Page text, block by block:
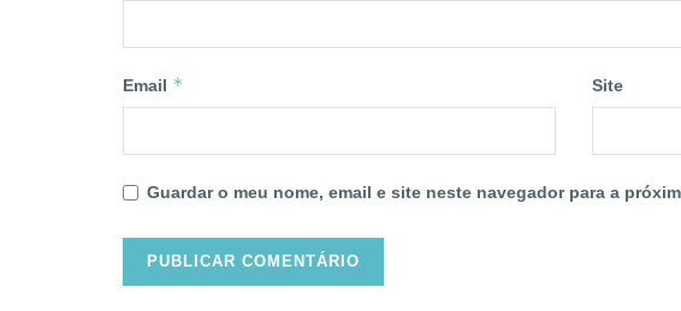
Email * Site
Guardar o meu nome, email e site neste navegador para a